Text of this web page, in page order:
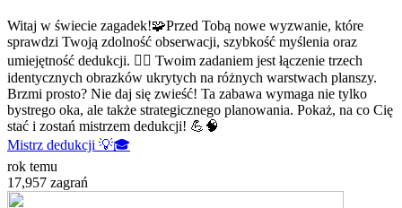
Witaj w świecie zagadek!🧩Przed Tobą nowe wyzwanie, które
sprawdzi Twoją zdolność obserwacji, szybkość myślenia oraz
umiejętność dedukcji. 🕵️‍♂️ Twoim zadaniem jest łączenie trzech
identycznych obrazków ukrytych na różnych warstwach planszy.
Brzmi prosto? Nie daj się zwieść! Ta zabawa wymaga nie tylko
bystrego oka, ale także strategicznego planowania. Pokaż, na co Cię
stać i zostań mistrzem dedukcji! 💪🧠
Mistrz dedukcji 💡🎓
rok temu
17,957 zagrań